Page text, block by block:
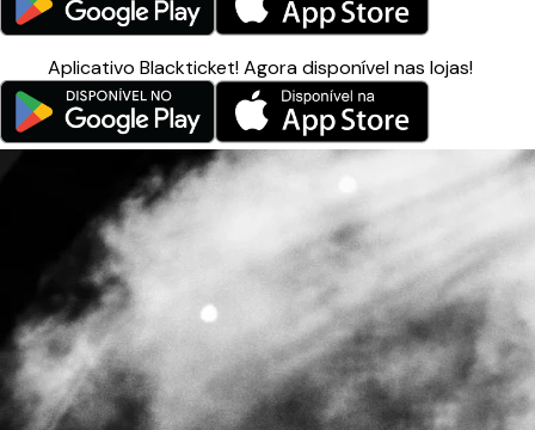
Aplicativo Blackticket!Agora disponível nas lojas!